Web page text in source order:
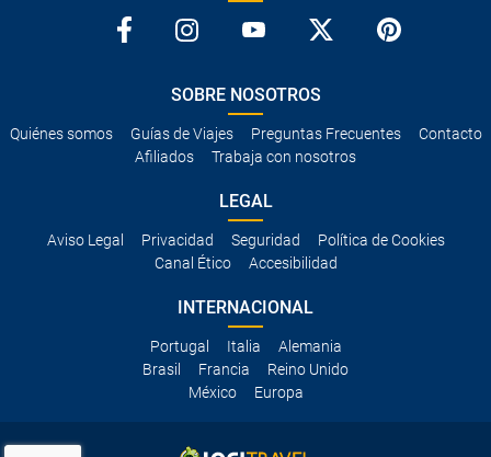
SOBRE NOSOTROS
Quiénes somos Guías de Viajes Preguntas Frecuentes
Contacto
Afiliados
Trabaja con nosotros
LEGAL
Aviso Legal Privacidad Seguridad
Política de Cookies
Canal Ético
Accesibilidad
INTERNACIONAL
Portugal Italia
Alemania
Brasil
Francia
Reino Unido
México
Europa